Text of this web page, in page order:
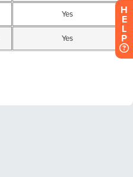
H
E
L
P